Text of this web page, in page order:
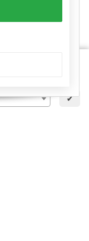
für deinen
✔